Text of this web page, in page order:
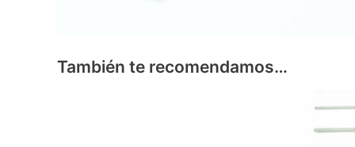
También te recomendamos…